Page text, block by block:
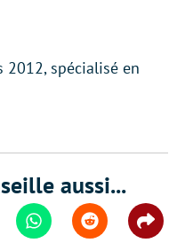
spécialisé en
aussi...
WhatsappReddit